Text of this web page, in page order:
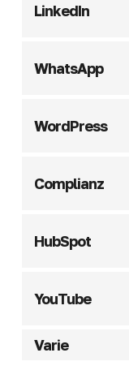
LinkedIn
WhatsApp
WordPress
Complianz
HubSpot
YouTube
Varie